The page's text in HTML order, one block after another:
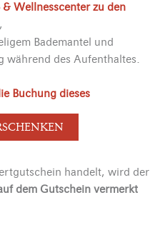
Wellnesscenter zu den
,
Bademantel und
während des Aufenthaltes.
Buchung dieses
handelt, wird der
dem Gutschein vermerkt